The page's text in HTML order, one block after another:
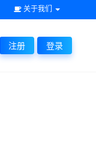
关于我们
注册 登录